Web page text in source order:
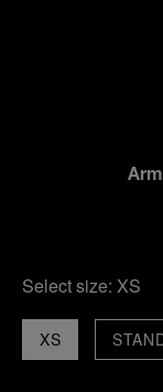
Select size: XS
XS